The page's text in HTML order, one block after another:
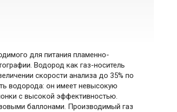
для питания пламенно-
Водород как газ-носитель
скорости анализа до 35% по
водорода: он имеет невысокую
с высокой эффективностью.
баллонами. Производимый газ